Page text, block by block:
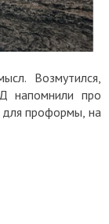
Возмутился,
напомнили про
для проформы, на